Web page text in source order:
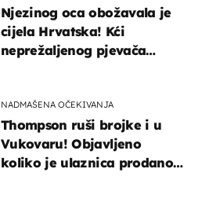
Njezinog oca obožavala je
cijela Hrvatska! Kći
neprežaljenog pjevača
NADMAŠENA OČEKIVANJA
Thompson ruši brojke i u
Vukovaru! Objavljeno
koliko je ulaznica prodano